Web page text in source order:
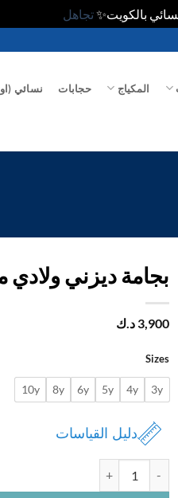
بالكويت✨تجاهل
المكياج حجابات نسائي
بجامة ديزني
3,900 د.ك
Sizes
3y
4y
5y
6y
8y
10y
دليل القياسات